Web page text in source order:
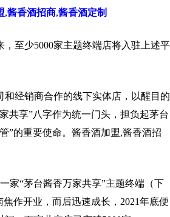
,酱香酒招商,酱香酒定制
，至少5000家主题终端店将入驻上述平
和经销商合作的线下实体店，以醒目的
共享”八字作为统一门头，担负起茅台
”的重要使命。酱香酒加盟,酱香酒招
家“茅台酱香万家共享”主题终端（下
作开业，而后迅速成长，2021年底便